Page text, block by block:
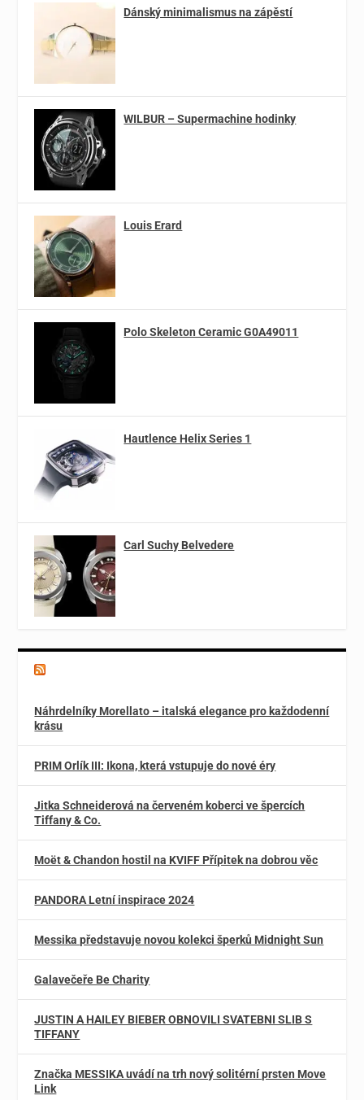
Dánský minimalismus na zápěstí
WILBUR – Supermachine hodinky
Louis Erard
Polo Skeleton Ceramic G0A49011
Hautlence Helix Series 1
Carl Suchy Belvedere
Náhrdelníky Morellato – italská elegance pro každodenní
krásu
PRIM Orlík III: Ikona, která vstupuje do nové éry
Jitka Schneiderová na červeném koberci ve špercích
Tiffany & Co.
Moët & Chandon hostil na KVIFF Přípitek na dobrou věc
PANDORA Letní inspirace 2024
Messika představuje novou kolekci šperků Midnight Sun
Galavečeře Be Charity
JUSTIN A HAILEY BIEBER OBNOVILI SVATEBNI SLIB S
TIFFANY
Značka MESSIKA uvádí na trh nový solitérní prsten Move
Link